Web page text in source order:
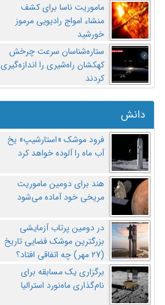
ماموریت ناسا برای کشف
منشاء امواج رادیویی مرموز
خورشید
ستاره‌شناسان سرعت چرخش
کهکشان راه‌شیری را اندازه‌گیری
کردند
دانش
فرود موشک «استارشیپ» یخ
آب ماه را آلوده خواهد کرد
هند برای دومین ماموریت
مریخی خود آماده می‌شود
در دومین پرتاب آزمایشی
بزرگترین موشک فضایی تاریخ
(27 مهر‌) چه اتفاقی افتاد؟
برگزاری یک مسابقه برای
نام‌گذاری ماه‌نورد استرالیا